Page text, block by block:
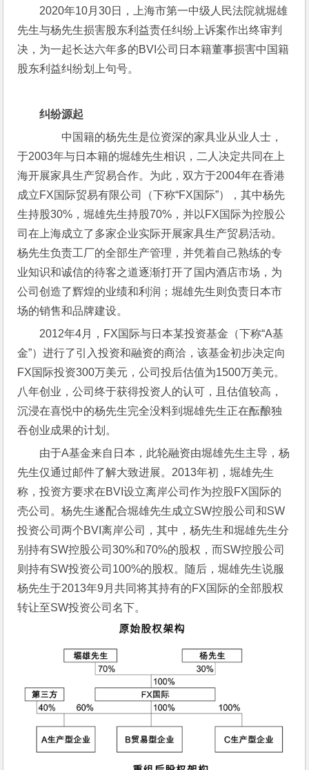
2020年10月30日，上海市第一中级人民法院就堀雄
先生与杨先生损害股东利益责任纠纷上诉案作出终审判
决，为一起长达六年多的BVI公司日本籍董事损害中国籍
股东利益纠纷划上句号。
纠纷源起
中国籍的杨先生是位资深的家具业从业人士，
于2003年与日本籍的堀雄先生相识，二人决定共同在上
海开展家具生产贸易合作。为此，双方于2004年在香港
成立FX国际贸易有限公司（下称“FX国际”），其中杨先
生持股30%，堀雄先生持股70%，并以FX国际为控股公
司在上海成立了多家企业实际开展家具生产贸易活动。
杨先生负责工厂的全部生产管理，并凭着自己熟练的专
业知识和诚信的待客之道逐渐打开了国内酒店市场，为
公司创造了辉煌的业绩和利润；堀雄先生则负责日本市
场的销售和品牌建设。
2012年4月，FX国际与日本某投资基金（下称“A基
金”）进行了引入投资和融资的商洽，该基金初步决定向
FX国际投资300万美元，公司投后估值为1500万美元。
八年创业，公司终于获得投资人的认可，且估值较高，
沉浸在喜悦中的杨先生完全没料到堀雄先生正在酝酿独
吞创业成果的计划。
由于A基金来自日本，此轮融资由堀雄先生主导，杨
先生仅通过邮件了解大致进展。2013年初，堀雄先生
称，投资方要求在BVI设立离岸公司作为控股FX国际的
壳公司。杨先生遂配合堀雄先生成立SW控股公司和SW
投资公司两个BVI离岸公司，其中，杨先生和堀雄先生分
别持有SW控股公司30%和70%的股权，而SW控股公司
则持有SW投资公司100%的股权。随后，堀雄先生说服
杨先生于2013年9月共同将其持有的FX国际的全部股权
转让至SW投资公司名下。